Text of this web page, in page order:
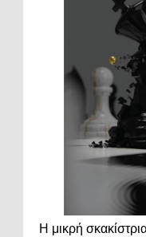
Η μικρή